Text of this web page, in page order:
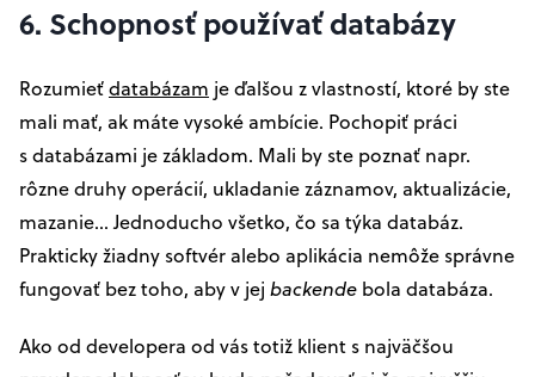
6. Schopnosť používať databázy
Rozumieťdatabázam je ďalšou z vlastností, ktoré by ste
mali mať, ak máte vysoké ambície. Pochopiť práci
s databázami je základom. Mali by ste poznať napr.
rôzne druhy operácií, ukladanie záznamov, aktualizácie,
mazanie... Jednoducho všetko, čo sa týka databáz.
Prakticky žiadny softvér alebo aplikácia nemôže správne
fungovať bez toho, aby v jej backende bola databáza.
Ako od developera od vás totiž klient s najväčšou